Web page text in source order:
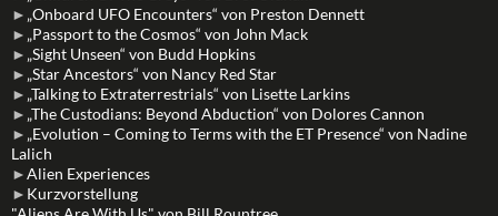
► „Onboard UFO Encounters“ von Preston Dennett
► „Passport to the Cosmos“ von John Mack
► „Sight Unseen“ von Budd Hopkins
► „Star Ancestors“ von Nancy Red Star
► „Talking to Extraterrestrials“ von Lisette Larkins
► „The Custodians: Beyond Abduction“ von Dolores Cannon
► „Evolution – Coming to Terms with the ET Presence“ von Nadine
Lalich
►Alien Experiences
► Kurzvorstellung